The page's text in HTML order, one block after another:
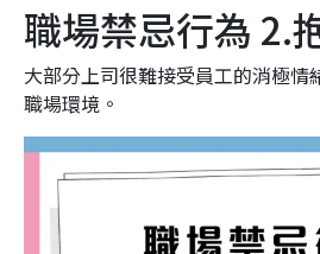
職場禁忌行為 2.
大部分上司很難接受員工的消極情
職場環境。